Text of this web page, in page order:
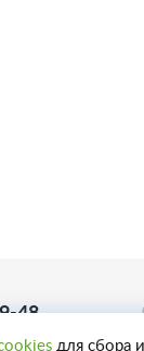
48
для сбора